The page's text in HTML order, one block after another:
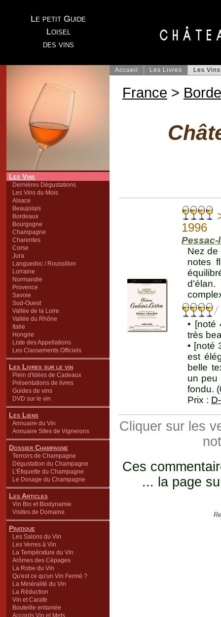
Le petit Guide
Loisel
des vins
Les Vins
Dernières Dégustations
Les Vins du Mois
Alsace
Beaujolais
Bordeaux
Bourgogne
Champagne
Charentes
Corse
Jura
Languedoc / Roussillon
Lorraine
Normandie
Provence
Savoie
Sud-Ouest
Vallée de la Loire
Vallée du Rhône
Italie
Hongrie
Liste des Appellations
Les Classements Officiels
Les Livres sur le vin
Plein d'Idées de Cadeaux
Présentations de livres
Guides de vins
DVD sur le vin
Les Liens
Annuaire du Vin
Annuaire Sites de Vignerons
Dossier Champagne
Terroirs de Champagne
Dégustation du Champagne
L'Étiquette du Champagne
Le Dosage du Champagne
Les Articles
Vin Bio et Biodynamie
Visites de Domaine
Pratique
Les Salons du Vin
Les Verres à Vin
La Température du Vin
Arômes des Cépages
La Robe du Vin
Qu'est ce qu'un Vin Fermé ?
La Minéralité du Vin
La Réduction
Vin et Carafe
Bouteille entamée
Accords Vin et Mets
Accueil Les Livres Les Vins
France >
1996
Nez de
notes
• [noté
très
• [noté
est
belle
un peu
fondu.
Prix : D-
Cliquer sur les
Ces
... la page